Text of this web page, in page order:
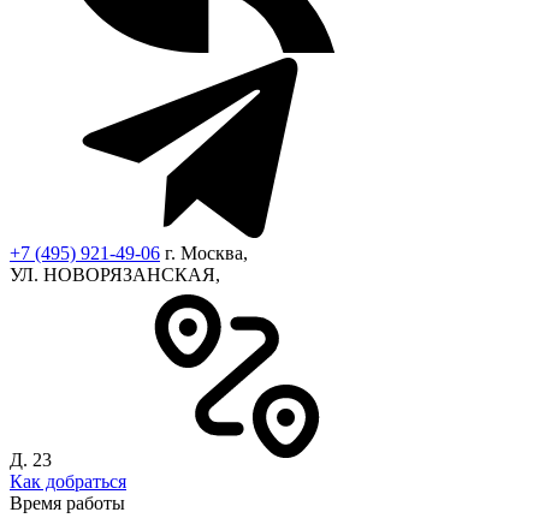
+7 (495) 921-49-06 г. Москва,
УЛ. НОВОРЯЗАНСКАЯ,
Д. 23
Как добраться
Время работы